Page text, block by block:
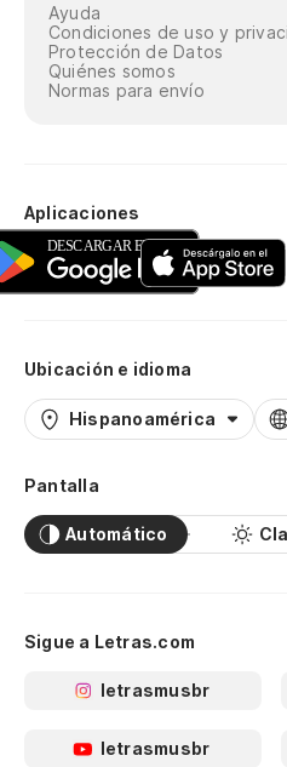
Ayuda
Condiciones de uso y
Protección de Datos
Quiénes somos
Normas para envío
Aplicaciones
Ubicación e idioma
Hispanoamérica
Pantalla
Automático
Sigue a Letras.com
letrasmusbr
letrasmusbr